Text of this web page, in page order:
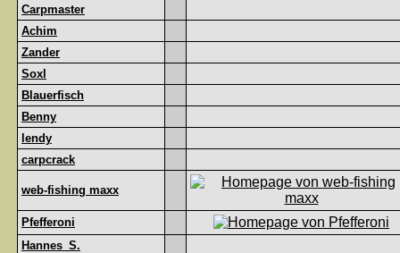
Carpmaster
Achim
Zander
Soxl
Blauerfisch
Benny
lendy
carpcrack
web-fishing maxx
Pfefferoni
Hannes_S.